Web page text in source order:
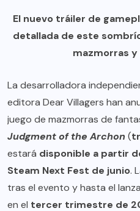
El nuevo tráiler de
detallada de este
mazmorras
La desarrolladora
editora Dear Villagers han
juego de mazmorras de
Judgment of the Archon (
estará disponible a partir
Steam Next Fest de junio.
tras el evento y hasta el
en el tercer trimestre de